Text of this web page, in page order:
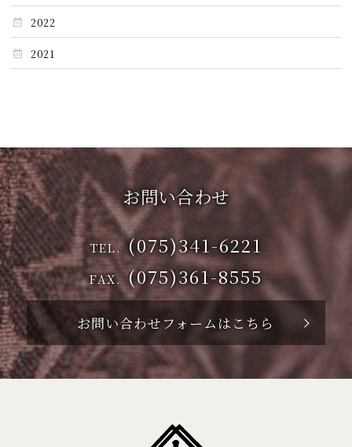
2022
2021
お問い合わせ
TEL. (075)341-6221
FAX.(075)361-8555
お問い合わせフォームはこちら